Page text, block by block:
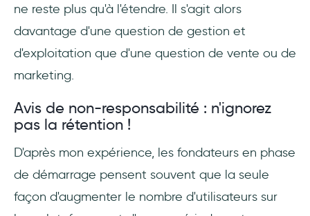
ne reste plus qu'à l'étendre. Il s'agit alors
davantage d'une question de gestion et
d'exploitation que d'une question de vente ou de
marketing.
Avis de non-responsabilité : n'ignorez
pas la rétention !
D'après mon expérience, les fondateurs en phase
de démarrage pensent souvent que la seule
façon d'augmenter le nombre d'utilisateurs sur